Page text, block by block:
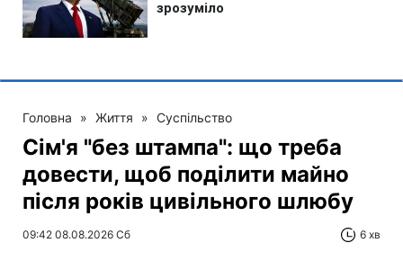
Головна » Життя » Суспільство
Сім'я "без штампа": що треба
довести, щоб поділити майно
після років цивільного шлюбу
09:42 08.08.2026 Сб 6 хв